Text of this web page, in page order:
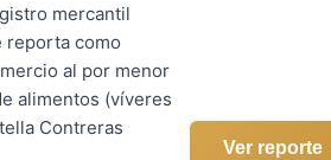
mercantil
reporta como
al por menor
alimentos (víveres
Contreras
Ver reporte